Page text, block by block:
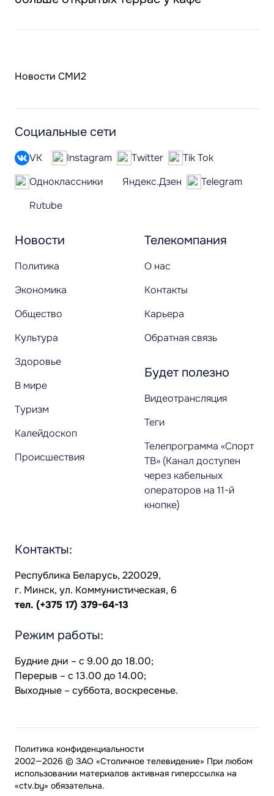
Новости СМИ2
Новости
Политика
Экономика
Общество
Культура
Здоровье
В мире
Туризм
Калейдоскоп
Происшествия
Телекомпания
О нас
Контакты
Карьера
Обратная связь
Будет полезно
Видеотрансляция
Теги
Телепрограмма «Спорт
ТВ» (Канал доступен
через кабельных
операторов на 11-й
кнопке)
Социальные сети
VK Instagram Twitter
Tik Tok
Одноклассники
Яндекс.Дзен
Telegram
Rutube
Контакты:
Республика Беларусь, 220029,
г. Минск, ул. Коммунистическая, 6
тел. (+375 17) 379-64-13
Режим работы:
Будние дни – с 9.00 до 18.00;
Перерыв – с 13.00 до 14.00;
Выходные – суббота, воскресенье.
2002—2026 © ЗАО «Столичное телевидение» При любом
использовании материалов активная гиперссылка на
«ctv.by» обязательна.
Политика конфиденциальности